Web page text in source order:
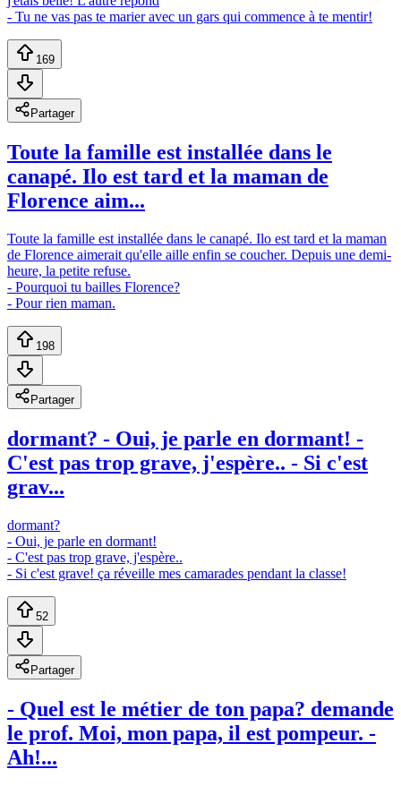
- Tu ne vas pas te marier avec un gars qui commence à te mentir!
169
Partager
Toute la famille est installée dans le
canapé. Ilo est tard et la maman de
Florence aim...
Toute la famille est installée dans le canapé. Ilo est tard et la maman
de Florence aimerait qu'elle aille enfin se coucher. Depuis une demi-
heure, la petite refuse.
- Pourquoi tu bailles Florence?
- Pour rien maman.
198
Partager
dormant? - Oui, je parle en dormant! -
C'est pas trop grave, j'espère.. - Si c'est
grav...
dormant?
- Oui, je parle en dormant!
- C'est pas trop grave, j'espère..
- Si c'est grave! ça réveille mes camarades pendant la classe!
52
Partager
- Quel est le métier de ton papa? demande
le prof. Moi, mon papa, il est pompeur. -
Ah!...